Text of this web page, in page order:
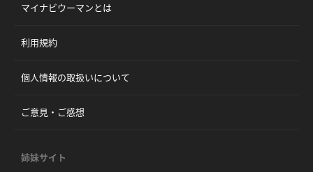
マイナビウーマンとは
利用規約
個人情報の取扱いについて
ご意見・ご感想
姉妹サイト